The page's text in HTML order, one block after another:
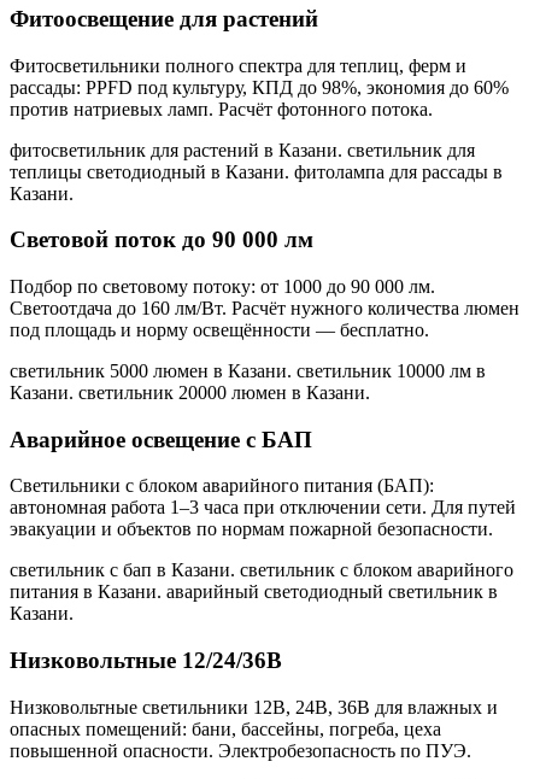
Фитоосвещение для растений
Фитосветильники полного спектра для теплиц, ферм и
рассады: PPFD под культуру, КПД до 98%, экономия до 60%
против натриевых ламп. Расчёт фотонного потока.
фитосветильник для растений в Казани. светильник для
теплицы светодиодный в Казани. фитолампа для рассады в
Казани.
Световой поток до 90 000 лм
Подбор по световому потоку: от 1000 до 90 000 лм.
Светоотдача до 160 лм/Вт. Расчёт нужного количества люмен
под площадь и норму освещённости — бесплатно.
светильник 5000 люмен в Казани. светильник 10000 лм в
Казани. светильник 20000 люмен в Казани.
Аварийное освещение с БАП
Светильники с блоком аварийного питания (БАП):
автономная работа 1–3 часа при отключении сети. Для путей
эвакуации и объектов по нормам пожарной безопасности.
светильник с бап в Казани. светильник с блоком аварийного
питания в Казани. аварийный светодиодный светильник в
Казани.
Низковольтные 12/24/36В
Низковольтные светильники 12В, 24В, 36В для влажных и
опасных помещений: бани, бассейны, погреба, цеха
повышенной опасности. Электробезопасность по ПУЭ.